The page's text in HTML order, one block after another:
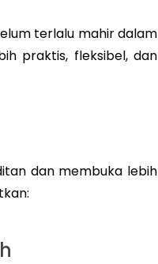
terlalu mahir dalam
praktis, fleksibel, dan
dan membuka lebih